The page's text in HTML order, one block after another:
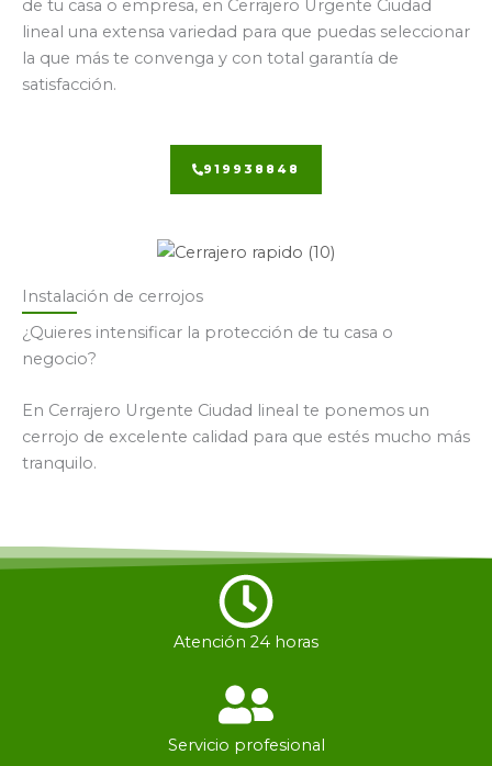
de tu casa o empresa, en Cerrajero Urgente Ciudad
lineal una extensa variedad para que puedas seleccionar
la que más te convenga y con total garantía de
satisfacción.
919938848
Instalación de cerrojos
¿Quieres intensificar la protección de tu casa o
negocio?
En Cerrajero Urgente Ciudad lineal te ponemos un
cerrojo de excelente calidad para que estés mucho más
tranquilo.
Atención 24 horas
Servicio profesional